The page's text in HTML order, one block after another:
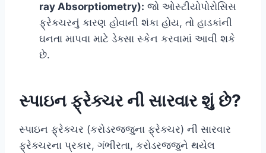
ray Absorptiometry): જો ઓસ્ટીયોપોરોસિસ
ફ્રેક્ચરનું કારણ હોવાની શંકા હોય, તો હાડકાંની
ઘનતા માપવા માટે ડેક્સા સ્કેન કરવામાં આવી શકે
છે.
સ્પાઇન ફ્રેક્ચર ની સારવાર શું છે?
સ્પાઇન ફ્રેક્ચર (કરોડરજ્જુના ફ્રેક્ચર) ની સારવાર
ફ્રેક્ચરના પ્રકાર, ગંભીરતા, કરોડરજ્જુને થયેલ